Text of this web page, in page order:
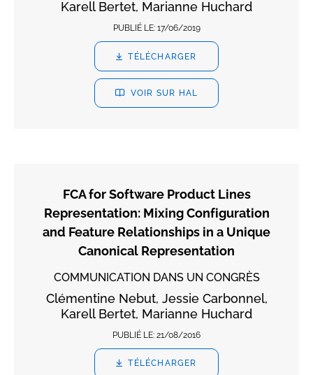
Karell Bertet, Marianne Huchard
PUBLIÉ LE: 17/06/2019
TÉLÉCHARGER
VOIR SUR HAL
FCA for Software Product Lines
Representation: Mixing Configuration
and Feature Relationships in a Unique
Canonical Representation
COMMUNICATION DANS UN CONGRÈS
Clémentine Nebut, Jessie Carbonnel,
Karell Bertet, Marianne Huchard
PUBLIÉ LE: 21/08/2016
TÉLÉCHARGER